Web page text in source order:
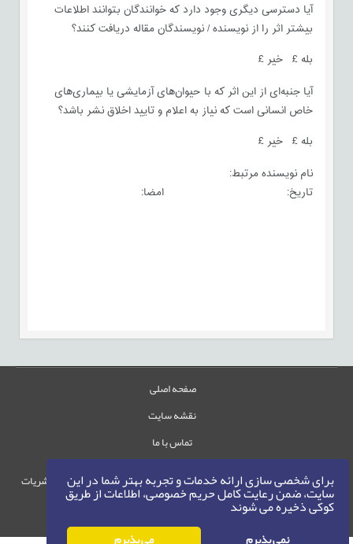
برای شخصی سازی ارائه خدمات و تجربه بهتر شما در این
سایت، ضمن رعایت کامل حریم خصوصی، اطلاعات از طریق
کوکی ذخیره می شوند
آیا دسترسی دیگری وجود دارد که خوانندگان بتوانند اطلاعات
بیشتر اثر را از نویسنده / نویسندگان مقاله دریافت کنند؟
بله £ خیر £
آیا جنبه‌ای از این اثر که با حیوان‌های آزمایشی یا بیماری‌های
خاص انسانی است که نیاز به اعلام و تایید اخلاق نشر باشد؟
بله £ خیر £
نام نویسنده مرتبط:
تاریخ: امضا:
صفحه اصلی
نقشه سایت
تماس با ما
حقوق این وب‌سایت متعلق به سامانه مدیریت نشریات
رایمگ است.